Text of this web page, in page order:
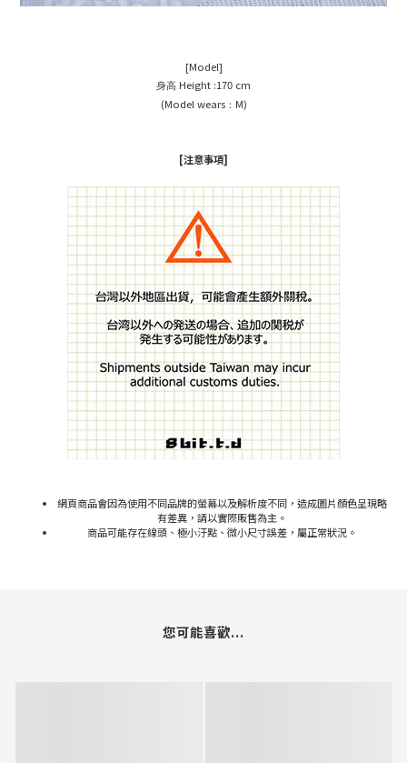
[Model]
身高 Height :170 cm
(Model wears： M)
[注意事項]
網頁商品會因為使用不同品牌的螢幕以及解析度不同，造成圖片顏色呈現略
有差異，請以實際販售為主。
商品可能存在線頭、極小汙點、微小尺寸誤差，屬正常狀況。
您可能喜歡...